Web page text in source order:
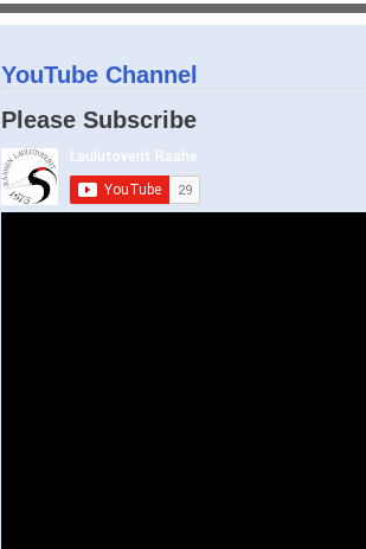
YouTube Channel
Please Subscribe